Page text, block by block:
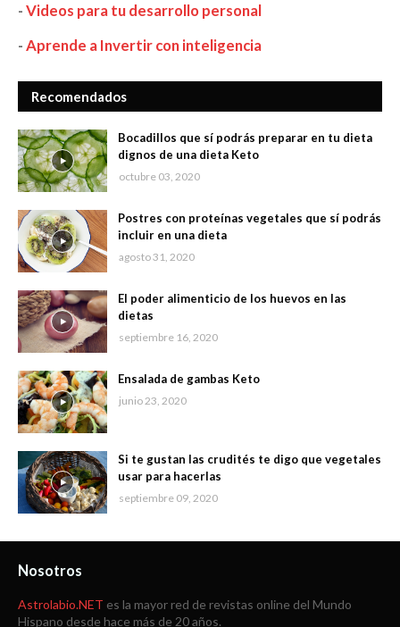
-Videos para tu desarrollo personal
-Aprende a Invertir con inteligencia
Recomendados
Bocadillos que sí podrás preparar en tu dieta
dignos de una dieta Keto
octubre 03, 2020
Postres con proteínas vegetales que sí podrás
incluir en una dieta
agosto 31, 2020
El poder alimenticio de los huevos en las
dietas
septiembre 16, 2020
Ensalada de gambas Keto
junio 23, 2020
Si te gustan las crudités te digo que vegetales
usar para hacerlas
septiembre 09, 2020
Nosotros
Astrolabio.NET es la mayor red de revistas online del Mundo
Hispano desde hace más de 20 años.